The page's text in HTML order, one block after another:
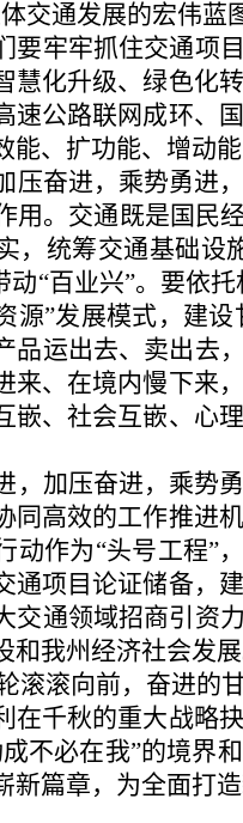
交通发展的宏伟
要牢牢抓住交通项
慧化升级、绿色化
速公路联网成环、
能、扩功能、增动
压奋进，乘势勇进
用。交通既是国民
，统筹交通基础设
动“百业兴”。要依
源”发展模式，建
品运出去、卖出去
来、在境内慢下来
嵌、社会互嵌、心
加压奋进，乘势勇
同高效的工作推进
动作为“头号工程”
通项目论证储备，
交通领域招商引资
和我州经济社会发展
滚向前，奋进的甘
在千秋的重大战略
成不必在我”的境界
新篇章，为全面打